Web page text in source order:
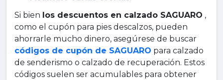
Si bien los descuentos en calzado SAGUARO ,
como el cupón para pies descalzos, pueden
ahorrarle mucho dinero, asegúrese de buscar
códigos de cupón de SAGUARO para calzado
de senderismo o calzado de recuperación. Estos
códigos suelen ser acumulables para obtener